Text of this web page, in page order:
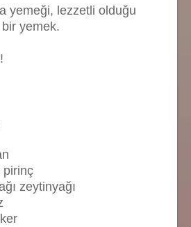
yemeği, lezzetli olduğu
bir yemek.
pirinç
zeytinyağı